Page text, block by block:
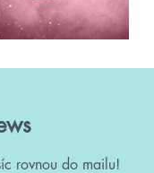
rovnou do mailu!